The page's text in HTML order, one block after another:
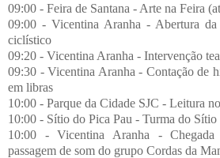
09:00 - Feira de Santana - Arte na Feira
09:00 - Vicentina Aranha - Abertura
ciclístico
09:20 - Vicentina Aranha - Intervenção
09:30 - Vicentina Aranha - Contação de
em libras
10:00 - Parque da Cidade SJC - Leitura
10:00 - Sítio do Pica Pau - Turma do
10:00 - Vicentina Aranha -
passagem de som do grupo Cordas da